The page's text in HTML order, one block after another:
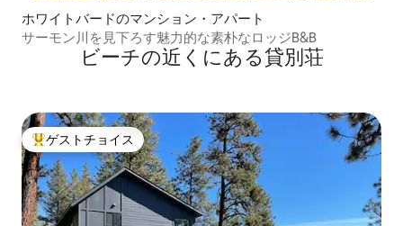
ホワイトバードのマンション・アパート
サーモン川を見下ろす魅力的な素朴なロッジB&B
ビーチの近くにある貸別荘
大好評のゲストチョイスです。
ゲストチョイス